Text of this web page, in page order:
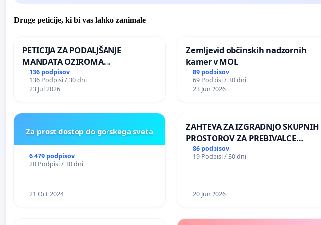
Druge peticije, ki bi vas lahko zanimale
PETICIJA ZA PODALJŠANJE
MANDATA OZIROMA
ČIMPREJŠNJO PONOVNO
NAPOTITEV GOSPODA BERNARDA
ŠRAJNERJA NA VELEPOSLANIŠTVO
136 podpisov
136 Podpisi / 30 dni
23 Jul 2026
Zemljevid občinskih nadzornih
kamer v MOL
89 podpisov
69 Podpisi / 30 dni
23 Jun 2026
Za prost dostop do gorskega sveta
6 479 podpisov
20 Podpisi / 30 dni
21 Oct 2024
ZAHTEVA ZA IZGRADNJO SKUPNIH
PROSTOROV ZA PREBIVALCE
KRAJEVNE SKUPNOSTI
PRESTRANEK
86 podpisov
19 Podpisi / 30 dni
20 Jun 2026